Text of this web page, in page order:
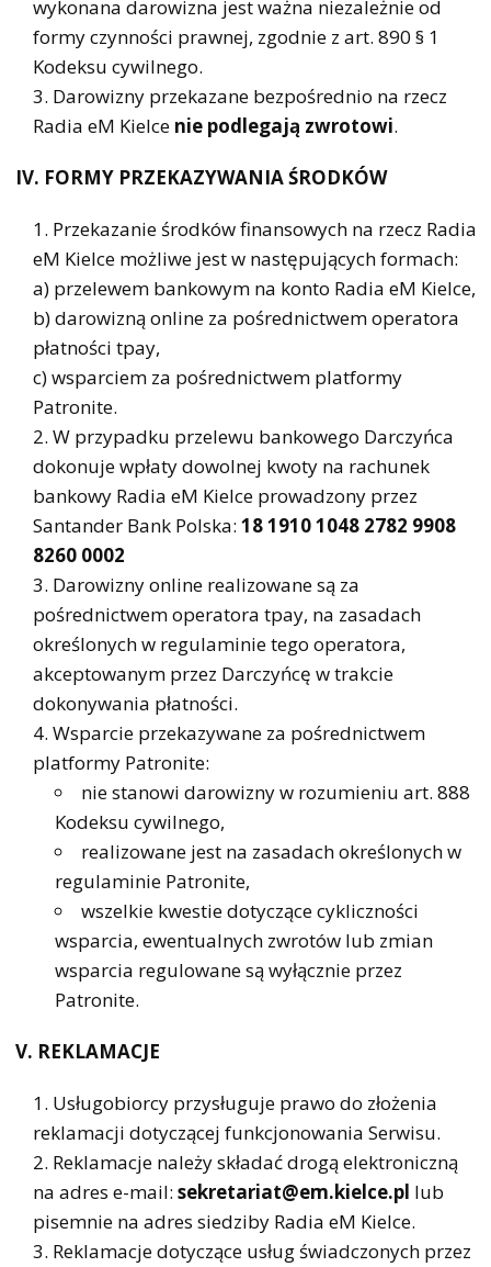
wykonana darowizna jest ważna niezależnie od
formy czynności prawnej, zgodnie z art. 890 § 1
Kodeksu cywilnego.
Darowizny przekazane bezpośrednio na rzecz
Radia eM Kielce nie podlegają zwrotowi.
IV. FORMY PRZEKAZYWANIA ŚRODKÓW
Przekazanie środków finansowych na rzecz Radia
eM Kielce możliwe jest w następujących formach:
a) przelewem bankowym na konto Radia eM Kielce,
b) darowizną online za pośrednictwem operatora
płatności tpay,
c) wsparciem za pośrednictwem platformy
Patronite.
W przypadku przelewu bankowego Darczyńca
dokonuje wpłaty dowolnej kwoty na rachunek
bankowy Radia eM Kielce prowadzony przez
Santander Bank Polska: 18 1910 1048 2782 9908
8260 0002
Darowizny online realizowane są za
pośrednictwem operatora tpay, na zasadach
określonych w regulaminie tego operatora,
akceptowanym przez Darczyńcę w trakcie
dokonywania płatności.
Wsparcie przekazywane za pośrednictwem
platformy Patronite:
nie stanowi darowizny w rozumieniu art. 888
Kodeksu cywilnego,
realizowane jest na zasadach określonych w
regulaminie Patronite,
wszelkie kwestie dotyczące cykliczności
wsparcia, ewentualnych zwrotów lub zmian
wsparcia regulowane są wyłącznie przez
Patronite.
V. REKLAMACJE
Usługobiorcy przysługuje prawo do złożenia
reklamacji dotyczącej funkcjonowania Serwisu.
Reklamacje należy składać drogą elektroniczną
na adres e-mail: sekretariat@em.kielce.pl lub
pisemnie na adres siedziby Radia eM Kielce.
Reklamacje dotyczące usług świadczonych przez